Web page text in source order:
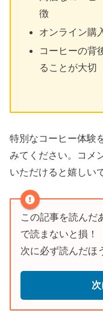
徴
オンライン購
コーヒーの背
ることが大切
特別なコーヒー体験
みてください。コメ
いただけると嬉しい
この記事を読んだ
で読まないと損！
次に必ず読んだほ